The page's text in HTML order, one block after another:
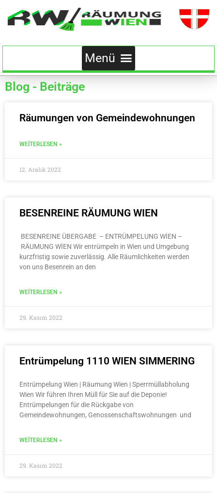
Blog - Beiträge
Räumungen von Gemeindewohnungen
WEITERLESEN »
12. Aralık 2022
BESENREINE RÄUMUNG WIEN
BESENREINE ÜBERGABE – ENTRÜMPELUNG WİEN –
RÄUMUNG WİEN Wir entrümpeln in Wien und Umgebung
kurzfristig sowie zuverlässig. Alle Räumlichkeiten werden
von uns Besenrein an den
WEITERLESEN »
29. Kasım 2022
Entrümpelung 1110 WIEN SIMMERING
Entrümpelung Wien | Räumung Wien | Sperrmüllabholung
Wien Wir führen Ihren Müll für Sie auf die Deponie!
Entrümpelungen für die Rückgabe von
Gemeindewohnungen, Genossenschaftswohnungen und
WEITERLESEN »
29. Kasım 2022